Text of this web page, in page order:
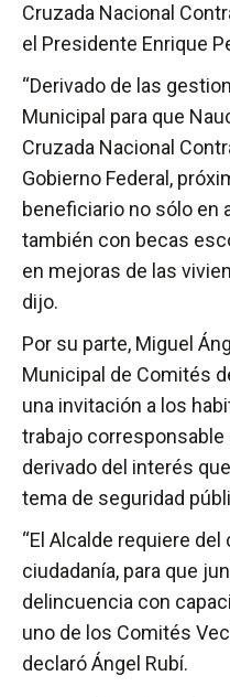
Cruzada Nacional
el Presidente Enrique
“Derivado de las
Municipal para que
Cruzada Nacional
Gobierno Federal,
beneficiario no sólo en
también con becas
en mejoras de las
dijo.
Por su parte, Miguel
Municipal de Comités
una invitación a los
trabajo corresponsable
derivado del interés
tema de seguridad
“El Alcalde requiere
ciudadanía, para que
delincuencia con
uno de los Comités
declaró Ángel Rubí.